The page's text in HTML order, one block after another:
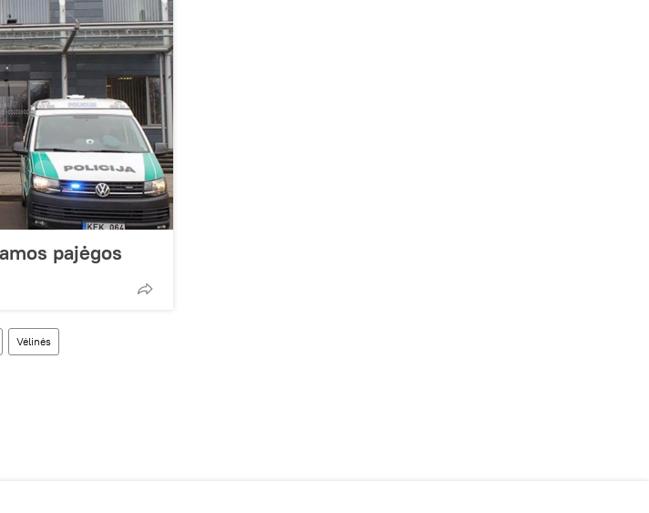
pajėgos
Vėlinės